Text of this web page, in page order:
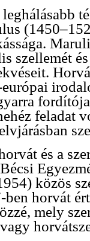
szellemét és
feladat
és a
közös
horvát
mely